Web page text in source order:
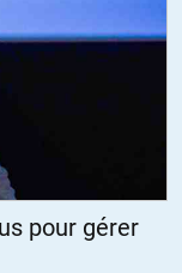
pour gérer